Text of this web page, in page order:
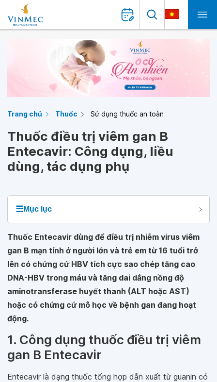
Trang chủ Thuốc Sử dụng thuốc an toàn
Thuốc điều trị viêm gan B
Entecavir: Công dụng, liều
dùng, tác dụng phụ
☰Mục lục
Thuốc Entecavir dùng để điều trị nhiễm virus viêm
gan B mạn tính ở người lớn và trẻ em từ 16 tuổi trở
lên có chứng cứ HBV tích cực sao chép tăng cao
DNA-HBV trong máu và tăng dai dẳng nồng độ
aminotransferase huyết thanh (ALT hoặc AST)
hoặc có chứng cứ mô học về bệnh gan đang hoạt
động.
1. Công dụng thuốc điều trị viêm
gan B Entecavir
Entecavir là dạng thuốc tổng hợp dẫn xuất từ guanin có